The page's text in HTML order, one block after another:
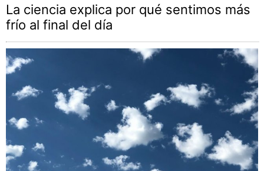
La ciencia explica por qué sentimos más
frío al final del día